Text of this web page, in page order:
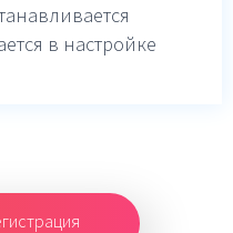
в настройке